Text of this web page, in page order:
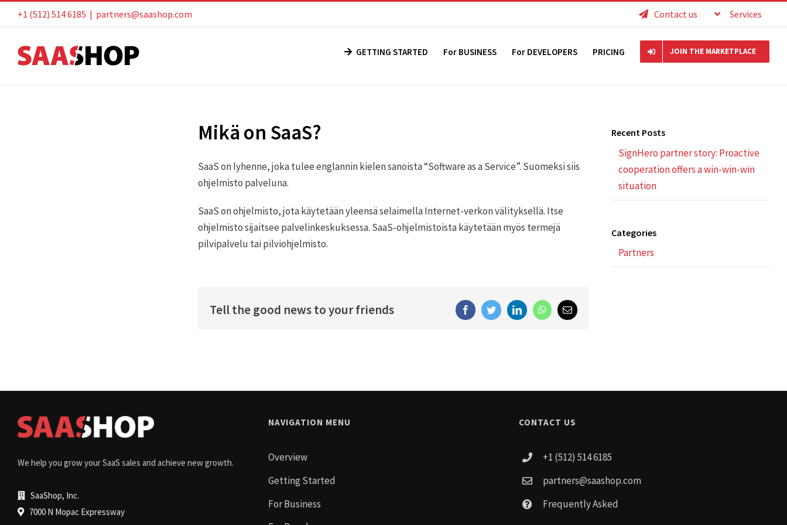
to
+1 (512) 514 6185 | partners@saashop.com Contact us Services
GETTING STARTED For BUSINESS For DEVELOPERS PRICING JOIN THE MARKETPLACE
Mikä on SaaS?
SaaS on lyhenne, joka tulee englannin kielen sanoista “Software as a Service”. Suomeksi siis
ohjelmisto palveluna.
SaaS on ohjelmisto, jota käytetään yleensä selaimella Internet-verkon välityksellä. Itse
ohjelmisto sijaitsee palvelinkeskuksessa. SaaS-ohjelmistoista käytetään myös termejä
pilvipalvelu tai pilviohjelmisto.
Tell the good news to your friends FacebookTwitterLinkedInWhatsApp
Email
Recent Posts
SignHero partner story: Proactive
cooperation offers a win-win-win
situation
Categories
Partners
We help you grow your SaaS sales and achieve new growth.
SaaShop, Inc.
7000 N Mopac Expressway
NAVIGATION MENU
Overview
Getting Started
For Business
CONTACT US
+1 (512) 514 6185
partners@saashop.com
Frequently Asked